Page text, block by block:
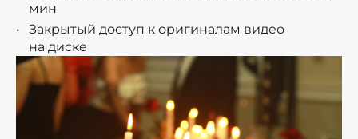
мин
Закрытый доступ к оригиналам видео
на диске